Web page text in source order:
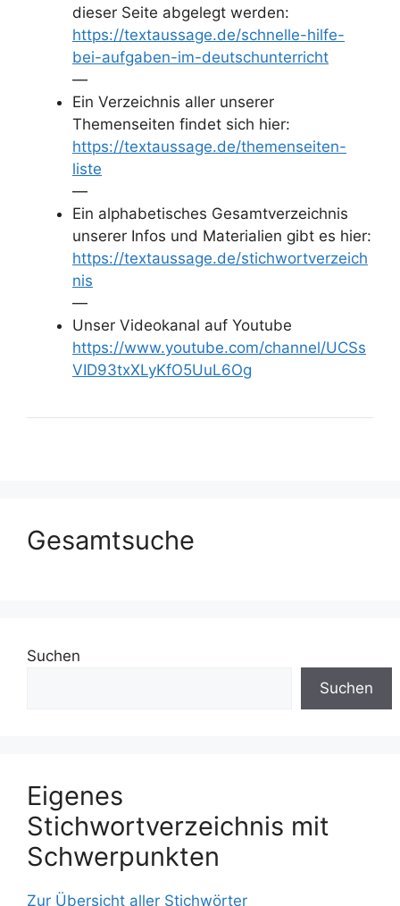
dieser Seite abgelegt werden:
https://textaussage.de/schnelle-hilfe-
bei-aufgaben-im-deutschunterricht
—
Ein Verzeichnis aller unserer
Themenseiten findet sich hier:
https://textaussage.de/themenseiten-
liste
—
Ein alphabetisches Gesamtverzeichnis
unserer Infos und Materialien gibt es hier:
https://textaussage.de/stichwortverzeich
nis
—
Unser Videokanal auf Youtube
https://www.youtube.com/channel/UCSs
VID93txXLyKfO5UuL6Og
Gesamtsuche
Suchen
Suchen
Eigenes
Stichwortverzeichnis mit
Schwerpunkten
Zur Übersicht aller Stichwörter